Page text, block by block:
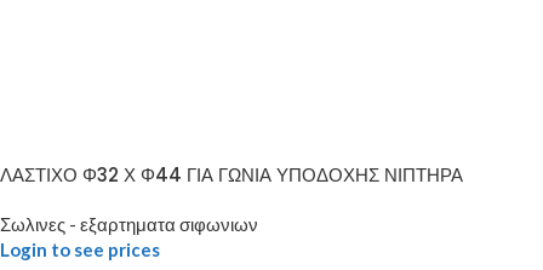
ΛΑΣΤΙΧΟ Φ32 Χ Φ44 ΓΙΑ ΓΩΝΙΑ ΥΠΟΔΟΧΗΣ ΝΙΠΤΗΡΑ
Σωλινες - εξαρτηματα σιφωνιων
Login to see prices